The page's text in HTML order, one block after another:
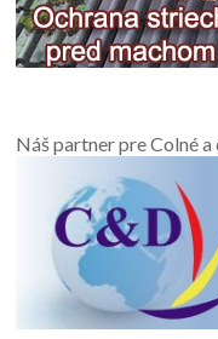
Náš partner pre Colné